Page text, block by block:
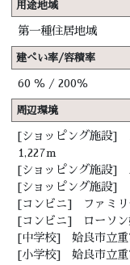
用途地域
第一種住居地域
建ぺい率/容積率
60 ％ / 200％
周辺環境
[ショッピング施設]
1,227m
[ショッピング施設]
[ショッピング施設]
[コンビニ] ファミリ
[コンビニ] ローソン
[中学校] 姶良市立重
[小学校] 姶良市立重